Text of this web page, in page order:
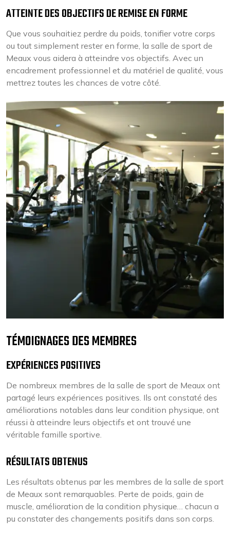
ATTEINTE DES OBJECTIFS DE REMISE EN FORME
Que vous souhaitiez perdre du poids, tonifier votre corps
ou tout simplement rester en forme, la salle de sport de
Meaux vous aidera à atteindre vos objectifs. Avec un
encadrement professionnel et du matériel de qualité, vous
mettrez toutes les chances de votre côté.
TÉMOIGNAGES DES MEMBRES
EXPÉRIENCES POSITIVES
De nombreux membres de la salle de sport de Meaux ont
partagé leurs expériences positives. Ils ont constaté des
améliorations notables dans leur condition physique, ont
réussi à atteindre leurs objectifs et ont trouvé une
véritable famille sportive.
RÉSULTATS OBTENUS
Les résultats obtenus par les membres de la salle de sport
de Meaux sont remarquables. Perte de poids, gain de
muscle, amélioration de la condition physique… chacun a
pu constater des changements positifs dans son corps.